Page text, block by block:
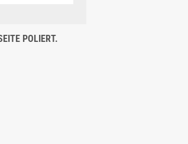
POLIERT.